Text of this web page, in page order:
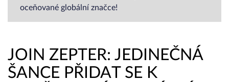
oceňované globální značce!
JOIN ZEPTER: JEDINEČNÁ
ŠANCE PŘIDAT SE K